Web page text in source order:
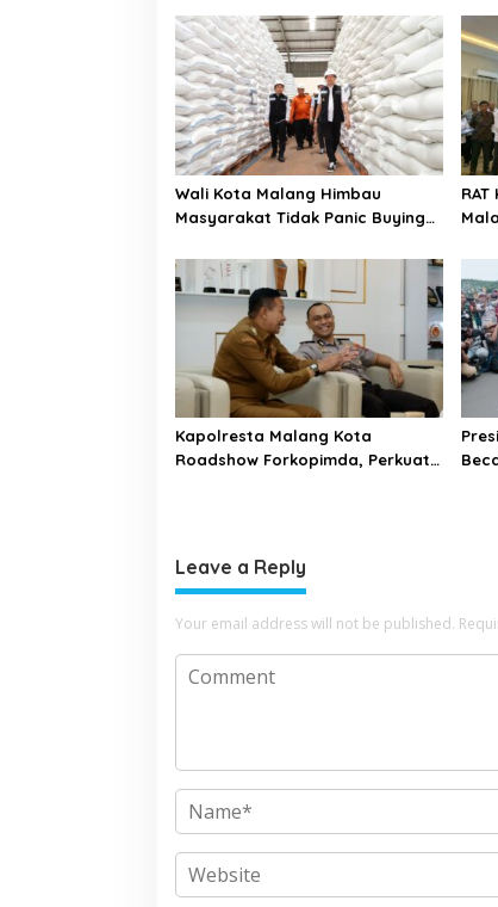
Wali Kota Malang Himbau
Masyarakat Tidak Panic Buying
Kapolresta Malang Kota
Roadshow Forkopimda, Perkuat
Leave a Reply
Your email address will not be published.